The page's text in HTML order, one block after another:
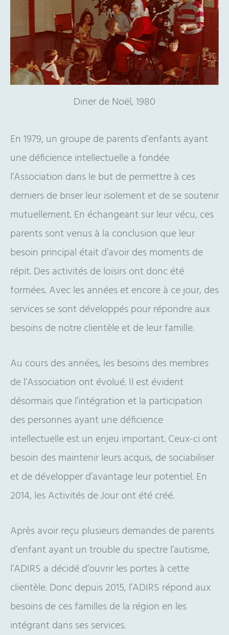
Diner de Noël, 1980
En 1979, un groupe de parents d’enfants ayant
une déficience intellectuelle a fondée
l’Association dans le but de permettre à ces
derniers de briser leur isolement et de se soutenir
mutuellement. En échangeant sur leur vécu, ces
parents sont venus à la conclusion que leur
besoin principal était d’avoir des moments de
répit. Des activités de loisirs ont donc été
formées. Avec les années et encore à ce jour, des
services se sont développés pour répondre aux
besoins de notre clientèle et de leur famille.
Au cours des années, les besoins des membres
de l’Association ont évolué. Il est évident
désormais que l’intégration et la participation
des personnes ayant une déficience
intellectuelle est un enjeu important. Ceux-ci ont
besoin des maintenir leurs acquis, de sociabiliser
et de développer d’avantage leur potentiel. En
2014, les Activités de Jour ont été créé.
Après avoir reçu plusieurs demandes de parents
d’enfant ayant un trouble du spectre l’autisme,
l’ADIRS a décidé d’ouvrir les portes à cette
clientèle. Donc depuis 2015, l’ADIRS répond aux
besoins de ces familles de la région en les
intégrant dans ses services.